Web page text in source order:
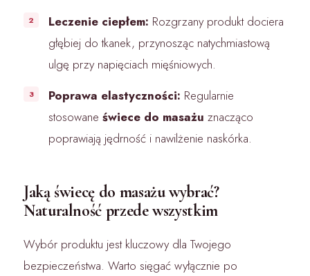
Leczenie ciepłem: Rozgrzany produkt dociera
głębiej do tkanek, przynosząc natychmiastową
ulgę przy napięciach mięśniowych.
Poprawa elastyczności: Regularnie
stosowane świece do masażu znacząco
poprawiają jędrność i nawilżenie naskórka.
Jaką świecę do masażu wybrać?
Naturalność przede wszystkim
Wybór produktu jest kluczowy dla Twojego
bezpieczeństwa. Warto sięgać wyłącznie po